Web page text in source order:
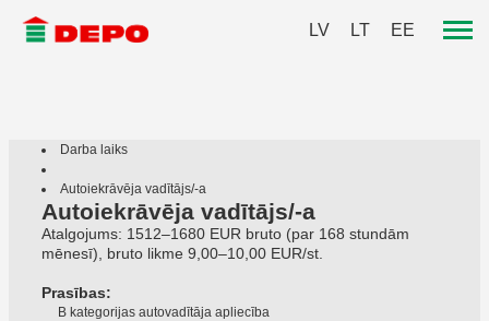
LV LT EE
Darba laiks
Autoiekrāvēja vadītājs/-a
Autoiekrāvēja vadītājs/-a
Atalgojums: 1512–1680 EUR bruto (par 168 stundām
mēnesī), bruto likme 9,00–10,00 EUR/st.
Prasības:
B kategorijas autovadītāja apliecība